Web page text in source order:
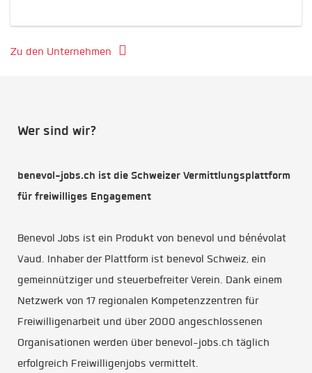
Zu den Unternehmen
Wer sind wir?
benevol-jobs.ch ist die Schweizer Vermittlungsplattform
für freiwilliges Engagement
Benevol Jobs ist ein Produkt von benevol und bénévolat
Vaud. Inhaber der Plattform ist benevol Schweiz, ein
gemeinnütziger und steuerbefreiter Verein. Dank einem
Netzwerk von 17 regionalen Kompetenzzentren für
Freiwilligenarbeit und über 2000 angeschlossenen
Organisationen werden über benevol-jobs.ch täglich
erfolgreich Freiwilligenjobs vermittelt.